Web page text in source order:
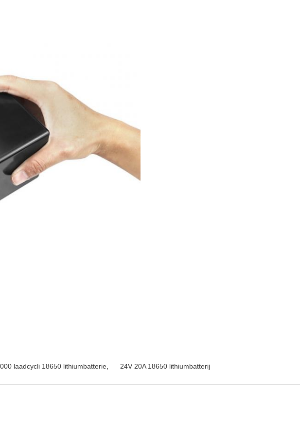
laadcycli 18650 lithiumbatterie 24V 20A 18650 lithiumbatterij